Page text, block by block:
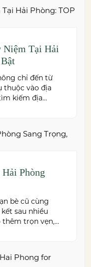
Tại Hải
chỉ đến từ
thuộc vào địa
kiếm địa
[…]
Phòng
bè cũ cùng
sau nhiều
thêm trọn vẹn,